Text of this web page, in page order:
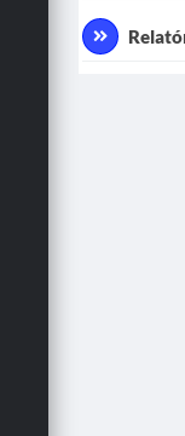
Legislação